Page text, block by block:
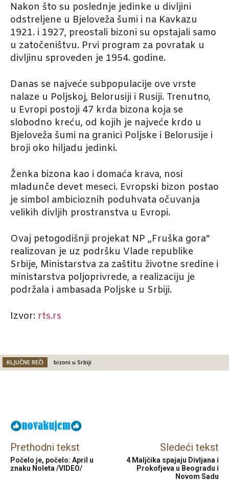
Nakon što su poslednje jedinke u divljini
odstreljene u Bjeloveža šumi i na Kavkazu
1921. i 1927, preostali bizoni su opstajali samo
u zatočeništvu. Prvi program za povratak u
divljinu sproveden je 1954. godine.
Danas se najveće subpopulacije ove vrste
nalaze u Poljskoj, Belorusiji i Rusiji. Trenutno,
u Evropi postoji 47 krda bizona koja se
slobodno kreću, od kojih je najveće krdo u
Bjeloveža šumi na granici Poljske i Belorusije i
broji oko hiljadu jedinki.
Ženka bizona kao i domaća krava, nosi
mladunče devet meseci. Evropski bizon postao
je simbol ambicioznih poduhvata očuvanja
velikih divljih prostranstva u Evropi.
Ovaj petogodišnji projekat NP „Fruška gora“
realizovan je uz podršku Vlade republike
Srbije, Ministarstva za zaštitu životne sredine i
ministarstva poljoprivrede, a realizaciju je
podržala i ambasada Poljske u Srbiji.
Izvor: rts.rs
KLJUČNE REČI bizoni u Srbiji
Prethodni tekst
Počelo je, počelo: April u
znaku Noleta /VIDEO/
Sledeći tekst
4 Maljčika spajaju Divljana i
Prokofjeva u Beogradu i
Novom Sadu